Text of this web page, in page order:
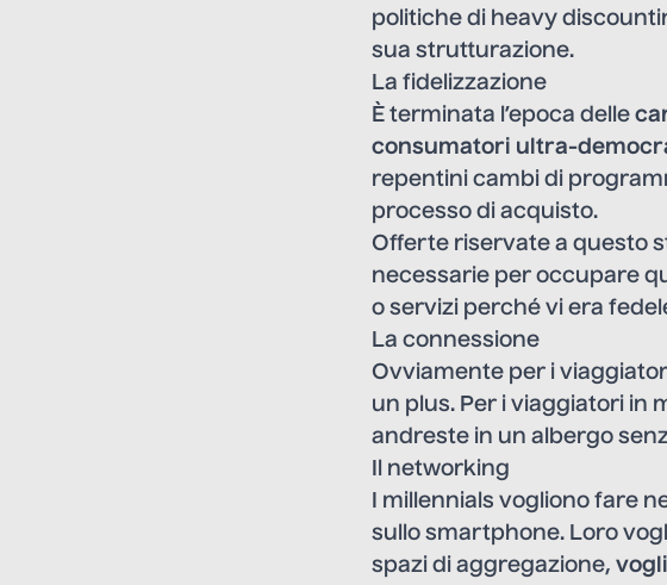
politiche di heavy
sua strutturazione.
La fidelizzazione
È terminata l’epoca delle
consumatori ultra-
repentini cambi di
processo di acquisto.
Offerte riservate a questo
necessarie per occupare
o servizi perché vi era
La connessione
Ovviamente per i
un plus. Per i viaggiatori in
andreste in un albergo
Il networking
I millennials vogliono fare
sullo smartphone. Loro
spazi di aggregazione,